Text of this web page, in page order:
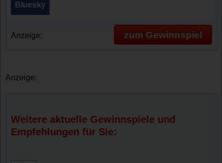
Bluesky
Anzeige: zum Gewinnspiel
Anzeige:
Weitere aktuelle Gewinnspiele und
Empfehlungen für Sie: